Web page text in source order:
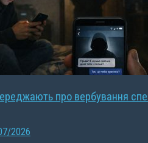
про вербування
2026